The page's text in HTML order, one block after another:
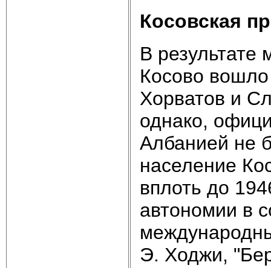
Косовская
В результате
Косово
Хорватов и
однако,
Албанией не
население
вплоть до
автономии в
Э. Ходжи,